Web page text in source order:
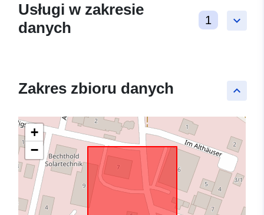
keyboard_arrow_down
Usługi w zakresie
danych
1
keyboard_arrow_up
Zakres zbioru danych
+
−